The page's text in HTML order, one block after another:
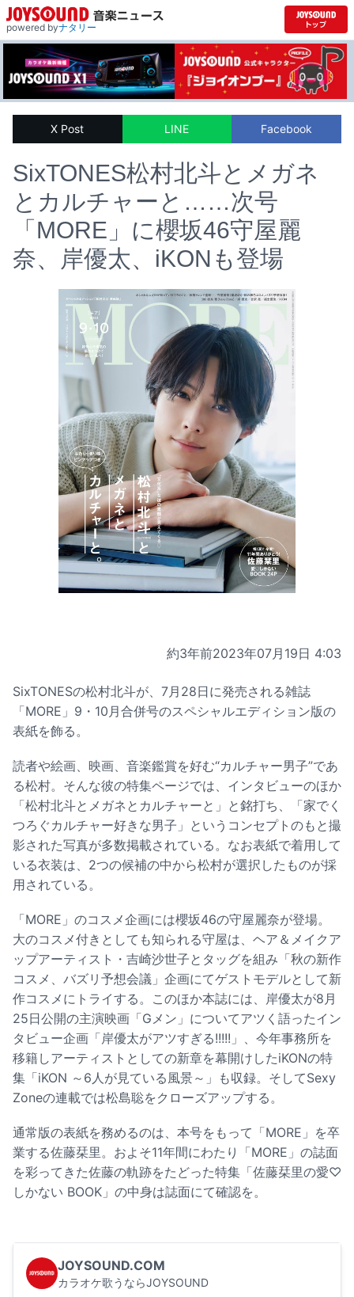
powered byナタリー
X Post LINE Facebook
SixTONES松村北斗とメガネ
とカルチャーと……次号
「MORE」に櫻坂46守屋麗
奈、岸優太、iKONも登場
約3年前2023年07月19日 4:03
SixTONESの松村北斗が、7月28日に発売される雑誌
「MORE」9・10月合併号のスペシャルエディション版の
表紙を飾る。
読者や絵画、映画、音楽鑑賞を好む“カルチャー男子”であ
る松村。そんな彼の特集ページでは、インタビューのほか
「松村北斗とメガネとカルチャーと」と銘打ち、「家でく
つろぐカルチャー好きな男子」というコンセプトのもと撮
影された写真が多数掲載されている。なお表紙で着用して
いる衣装は、2つの候補の中から松村が選択したものが採
用されている。
「MORE」のコスメ企画には櫻坂46の守屋麗奈が登場。
大のコスメ付きとしても知られる守屋は、ヘア＆メイクア
ップアーティスト・吉崎沙世子とタッグを組み「秋の新作
コスメ、バズリ予想会議」企画にてゲストモデルとして新
作コスメにトライする。このほか本誌には、岸優太が8月
25日公開の主演映画「Gメン」についてアツく語ったイン
タビュー企画「岸優太がアツすぎる!!!!!」、今年事務所を
移籍しアーティストとしての新章を幕開けしたiKONの特
集「iKON ～6人が見ている風景～」も収録。そしてSexy
Zoneの連載では松島聡をクローズアップする。
通常版の表紙を務めるのは、本号をもって「MORE」を卒
業する佐藤栞里。およそ11年間にわたり「MORE」の誌面
を彩ってきた佐藤の軌跡をたどった特集「佐藤栞里の愛♡
しかない BOOK」の中身は誌面にて確認を。
JOYSOUND.COM
カラオケ歌うならJOYSOUND